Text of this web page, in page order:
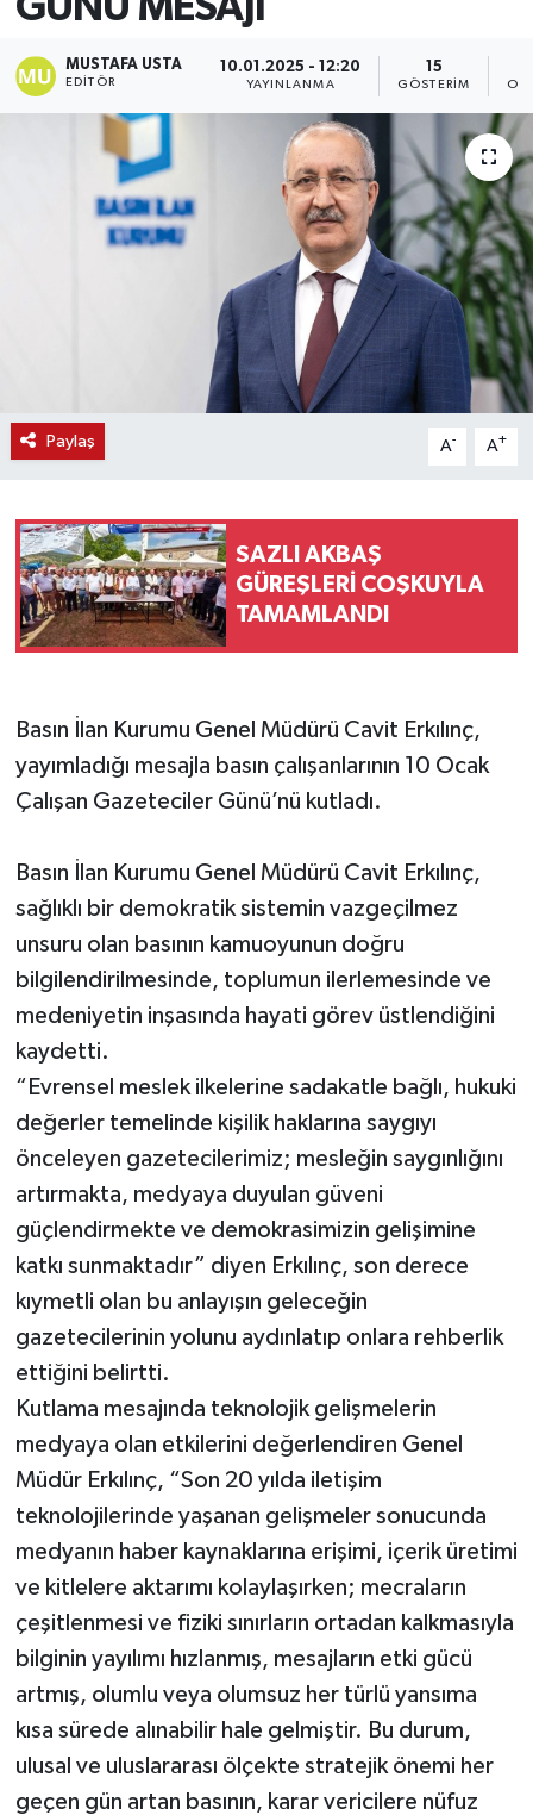
MUSTAFA USTA
EDITÖR
10.01.2025 - 12:20
YAYINLANMA
15
GÖSTERIM
Paylaş A- A+
SAZLI AKBAŞ
GÜREŞLERİ COŞKUYLA
TAMAMLANDI
Basın İlan Kurumu Genel Müdürü Cavit Erkılınç,
yayımladığı mesajla basın çalışanlarının 10 Ocak
Çalışan Gazeteciler Günü’nü kutladı.
Basın İlan Kurumu Genel Müdürü Cavit Erkılınç,
sağlıklı bir demokratik sistemin vazgeçilmez
unsuru olan basının kamuoyunun doğru
bilgilendirilmesinde, toplumun ilerlemesinde ve
medeniyetin inşasında hayati görev üstlendiğini
kaydetti.
“Evrensel meslek ilkelerine sadakatle bağlı, hukuki
değerler temelinde kişilik haklarına saygıyı
önceleyen gazetecilerimiz; mesleğin saygınlığını
artırmakta, medyaya duyulan güveni
güçlendirmekte ve demokrasimizin gelişimine
katkı sunmaktadır” diyen Erkılınç, son derece
kıymetli olan bu anlayışın geleceğin
gazetecilerinin yolunu aydınlatıp onlara rehberlik
ettiğini belirtti.
Kutlama mesajında teknolojik gelişmelerin
medyaya olan etkilerini değerlendiren Genel
Müdür Erkılınç, “Son 20 yılda iletişim
teknolojilerinde yaşanan gelişmeler sonucunda
medyanın haber kaynaklarına erişimi, içerik üretimi
ve kitlelere aktarımı kolaylaşırken; mecraların
çeşitlenmesi ve fiziki sınırların ortadan kalkmasıyla
bilginin yayılımı hızlanmış, mesajların etki gücü
artmış, olumlu veya olumsuz her türlü yansıma
kısa sürede alınabilir hale gelmiştir. Bu durum,
ulusal ve uluslararası ölçekte stratejik önemi her
geçen gün artan basının, karar vericilere nüfuz